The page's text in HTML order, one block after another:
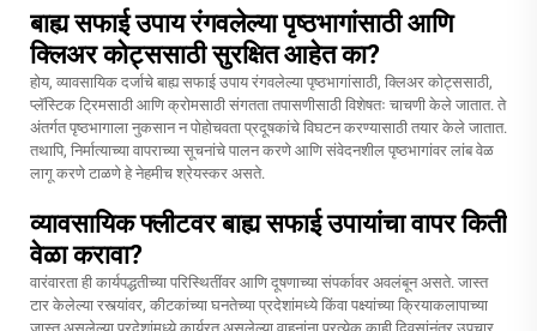
बाह्य सफाई उपाय रंगवलेल्या पृष्ठभागांसाठी आणि
क्लिअर कोट्ससाठी सुरक्षित आहेत का?
होय, व्यावसायिक दर्जाचे बाह्य सफाई उपाय रंगवलेल्या पृष्ठभागांसाठी, क्लिअर कोट्ससाठी,
प्लॅस्टिक ट्रिमसाठी आणि क्रोमसाठी संगतता तपासणीसाठी विशेषतः चाचणी केले जातात. ते
अंतर्गत पृष्ठभागाला नुकसान न पोहोचवता प्रदूषकांचे विघटन करण्यासाठी तयार केले जातात.
तथापि, निर्मात्याच्या वापराच्या सूचनांचे पालन करणे आणि संवेदनशील पृष्ठभागांवर लांब वेळ
लागू करणे टाळणे हे नेहमीच श्रेयस्कर असते.
व्यावसायिक फ्लीटवर बाह्य सफाई उपायांचा वापर किती
वेळा करावा?
वारंवारता ही कार्यपद्धतीच्या परिस्थितींवर आणि दूषणाच्या संपर्कावर अवलंबून असते. जास्त
टार केलेल्या रस्त्यांवर, कीटकांच्या घनतेच्या प्रदेशांमध्ये किंवा पक्ष्यांच्या क्रियाकलापाच्या